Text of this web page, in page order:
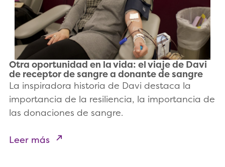
Otra oportunidad en la vida: el viaje de Davi
de receptor de sangre a donante de sangre
La inspiradora historia de Davi destaca la
importancia de la resiliencia, la importancia de
las donaciones de sangre.
Leer más